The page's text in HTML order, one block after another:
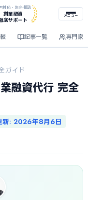
対応・無料相談
創業融資
底サポート
メニュー
記事一覧 専門家
ガイド
融資代行 完全
新: 2026年8月6日